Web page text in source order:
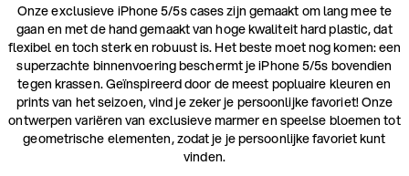
Onze exclusieve iPhone 5/5s cases zijn gemaakt om lang mee te
gaan en met de hand gemaakt van hoge kwaliteit hard plastic, dat
flexibel en toch sterk en robuust is. Het beste moet nog komen: een
superzachte binnenvoering beschermt je iPhone 5/5s bovendien
tegen krassen. Geïnspireerd door de meest popluaire kleuren en
prints van het seizoen, vind je zeker je persoonlijke favoriet! Onze
ontwerpen variëren van exclusieve marmer en speelse bloemen tot
geometrische elementen, zodat je je persoonlijke favoriet kunt
vinden.